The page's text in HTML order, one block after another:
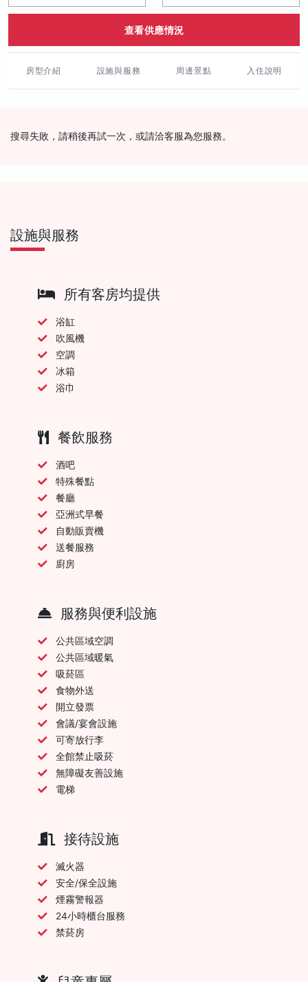
查看供應情況
房型介紹 設施與服務 周邊景點 入住說明
搜尋失敗，請稍後再試一次，或請洽客服為您服務。
設施與服務
所有客房均提供
浴缸
吹風機
空調
冰箱
浴巾
餐飲服務
酒吧
特殊餐點
餐廳
亞洲式早餐
自動販賣機
送餐服務
廚房
服務與便利設施
公共區域空調
公共區域暖氣
吸菸區
食物外送
開立發票
會議/宴會設施
可寄放行李
全館禁止吸菸
無障礙友善設施
電梯
接待設施
滅火器
安全/保全設施
煙霧警報器
24小時櫃台服務
禁菸房